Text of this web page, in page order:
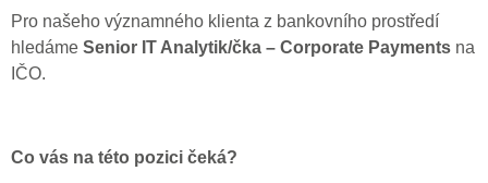
Pro našeho významného klienta z bankovního prostředí
hledáme Senior IT Analytik/čka – Corporate Payments na
IČO.
Co vás na této pozici čeká?